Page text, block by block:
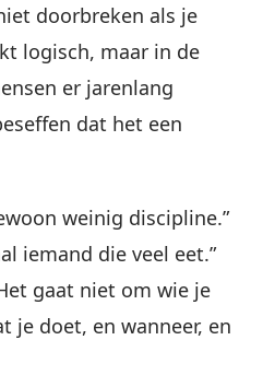
doorbreken als je
logisch, maar in de
er jarenlang
dat het een
weinig discipline.”
iemand die veel eet.”
gaat niet om wie je
je doet, en wanneer, en